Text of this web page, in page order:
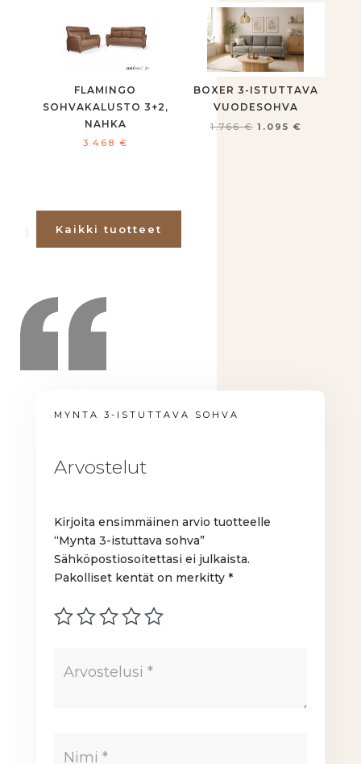
FLAMINGO
SOHVAKALUSTO 3+2,
NAHKA
3.468 €
BOXER 3-ISTUTTAVA
VUODESOHVA
Alkuperäinen
1.095 €
Kaikki tuotteet
MYNTA 3-ISTUTTAVA SOHVA
Arvostelut
Kirjoita ensimmäinen arvio tuotteelle
“Mynta 3-istuttava sohva”
Sähköpostiosoitettasi ei julkaista.
Pakolliset kentät on merkitty*